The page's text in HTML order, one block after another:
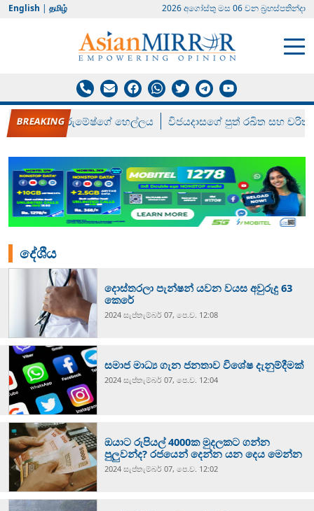
English | தமிழ் 2026 අගෝස්‍තු මස 06 වන බ්‍රහස්පතින්දා
රන් ගෙනා රුමේෂ්ගේ හෙල්ලය විජයදාසගේ පුත් රඛිත සහ චරිත්
දේශීය
දොස්තරලා පැන්ෂන් යවන වයස අවුරුදු 63
කෙරේ
2024 සැප්‍තැම්‍බර් 07, පෙ.ව. 12:08
සමාජ මාධ්‍ය ගැන ජනතාව විශේෂ දැනුම්දීමක්
2024 සැප්‍තැම්‍බර් 07, පෙ.ව. 12:04
ඔයාට රුපියල් 4000ක මුදලකට ගන්න
පුලුවන්ද? රජයෙන් දෙන්න යන දෙය මෙන්න
2024 සැප්‍තැම්‍බර් 07, පෙ.ව. 12:02